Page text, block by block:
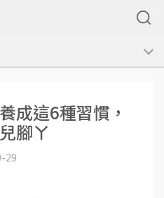
成這6種習慣，
腳ㄚ
29